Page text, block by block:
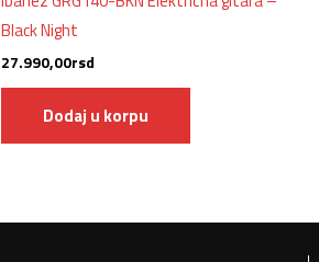
Black Night
27.990,00rsd
Dodaj u korpu